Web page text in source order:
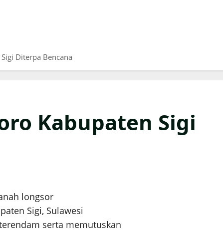
Diterpa Bencana
Kabupaten Sigi
longsor
Sigi, Sulawesi
serta memutuskan